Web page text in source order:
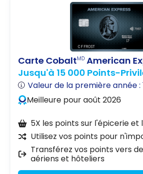
Carte CobaltMD American
Jusqu'à 15 000 Points-
Valeur de la première année :
Meilleure pour août 2026
5X les points sur l'épicerie
Utilisez vos points pour
Transférez vos points vers
aériens et hôteliers